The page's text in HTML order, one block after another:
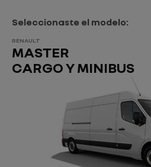
Seleccionaste el modelo:
RENAULT
MASTER
CARGO Y MINIBUS